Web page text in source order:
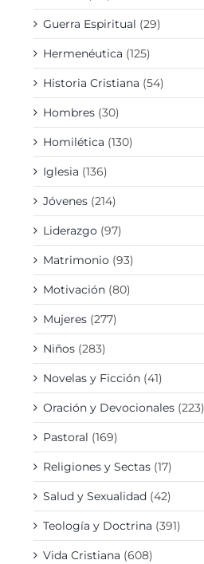
Guerra Espiritual (29)
Hermenéutica (125)
Historia Cristiana (54)
Hombres (30)
Homilética (130)
Iglesia (136)
Jóvenes (214)
Liderazgo (97)
Matrimonio (93)
Motivación (80)
Mujeres (277)
Niños (283)
Novelas y Ficción (41)
Oración y Devocionales (223)
Pastoral (169)
Religiones y Sectas (17)
Salud y Sexualidad (42)
Teología y Doctrina (391)
Vida Cristiana (608)